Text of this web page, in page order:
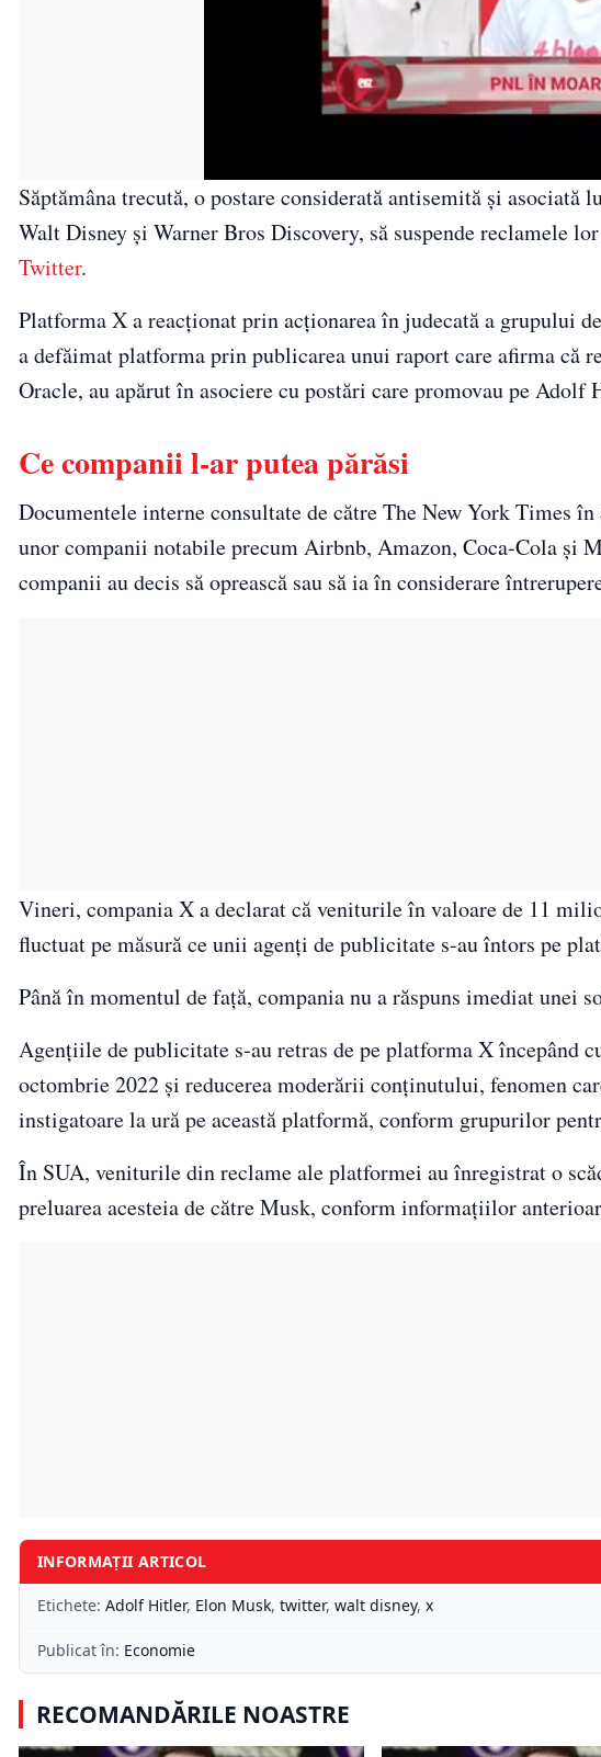
Săptămâna trecută, o postare considerată antisemită și
Walt Disney și Warner Bros Discovery, să suspende reclamele
Twitter.
Platforma X a reacționat prin acționarea în judecată a grupului
a defăimat platforma prin publicarea unui raport care afirma că
Oracle, au apărut în asociere cu postări care promovau pe
Ce companii l-ar putea părăsi
Documentele interne consultate de către The New York Times
unor companii notabile precum Airbnb, Amazon, Coca-Cola și
companii au decis să oprească sau să ia în considerare
Vineri, compania X a declarat că veniturile în valoare de 11
fluctuat pe măsură ce unii agenți de publicitate s-au întors pe
Până în momentul de față, compania nu a răspuns imediat unei
Agențiile de publicitate s-au retras de pe platforma X începând
octombrie 2022 și reducerea moderării conținutului, fenomen
instigatoare la ură pe această platformă, conform grupurilor
În SUA, veniturile din reclame ale platformei au înregistrat o
preluarea acesteia de către Musk, conform informațiilor
INFORMAȚII ARTICOL
Etichete: Adolf Hitler, Elon Musk, twitter, walt disney, x
Publicat în: Economie
RECOMANDĂRILE NOASTRE